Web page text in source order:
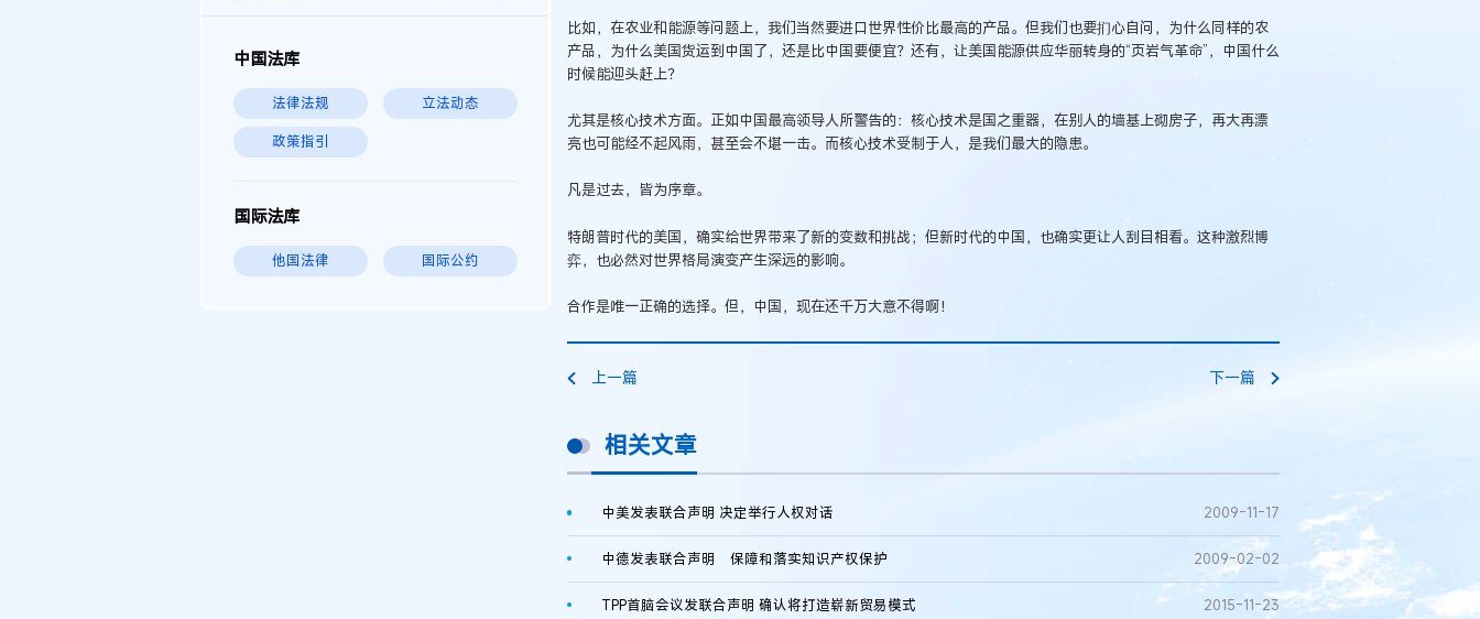
中国法库
法律法规 立法动态
政策指引
国际法库
他国法律 国际公约
比如，在农业和能源等问题上，我们当然要进口世界性价比最高的产品。但我们也要扪心自问，为什么同样的农
产品，为什么美国货运到中国了，还是比中国要便宜？还有，让美国能源供应华丽转身的“页岩气革命”，中国什么
时候能迎头赶上？
尤其是核心技术方面。正如中国最高领导人所警告的：核心技术是国之重器，在别人的墙基上砌房子，再大再漂
亮也可能经不起风雨，甚至会不堪一击。而核心技术受制于人，是我们最大的隐患。
凡是过去，皆为序章。
特朗普时代的美国，确实给世界带来了新的变数和挑战；但新时代的中国，也确实更让人刮目相看。这种激烈博
弈，也必然对世界格局演变产生深远的影响。
合作是唯一正确的选择。但，中国，现在还千万大意不得啊！
上一篇 下一篇
相关文章
中美发表联合声明 决定举行人权对话 2009-11-17
中德发表联合声明 保障和落实知识产权保护 2009-02-02
TPP首脑会议发联合声明 确认将打造崭新贸易模式 2015-11-23